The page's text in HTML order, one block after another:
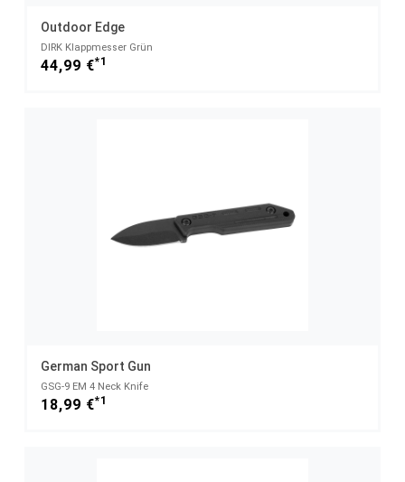
Outdoor Edge
DIRK Klappmesser Grün
44,99 €*1
German Sport Gun
GSG-9 EM 4 Neck Knife
18,99 €*1